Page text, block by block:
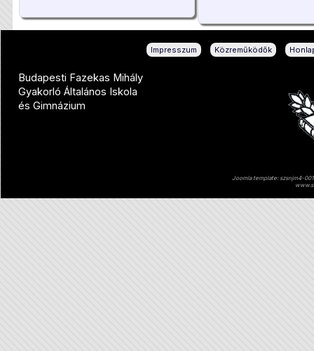
Impresszum Közreműködők
Budapesti Fazekas Mihály
Gyakorló Általános Iskola
és Gimnázium
Joomla template: szsnjm4-